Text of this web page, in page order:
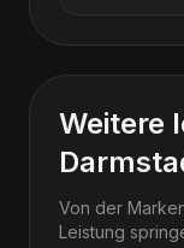
Weitere
Von der
Leistung